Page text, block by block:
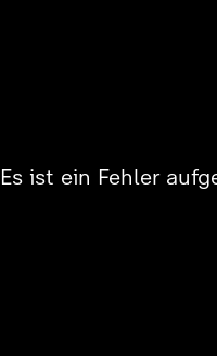
Es ist ein Fehler